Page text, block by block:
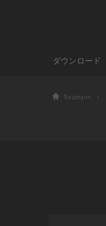
ダウンロード
Neumann